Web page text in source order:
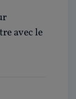
avec le